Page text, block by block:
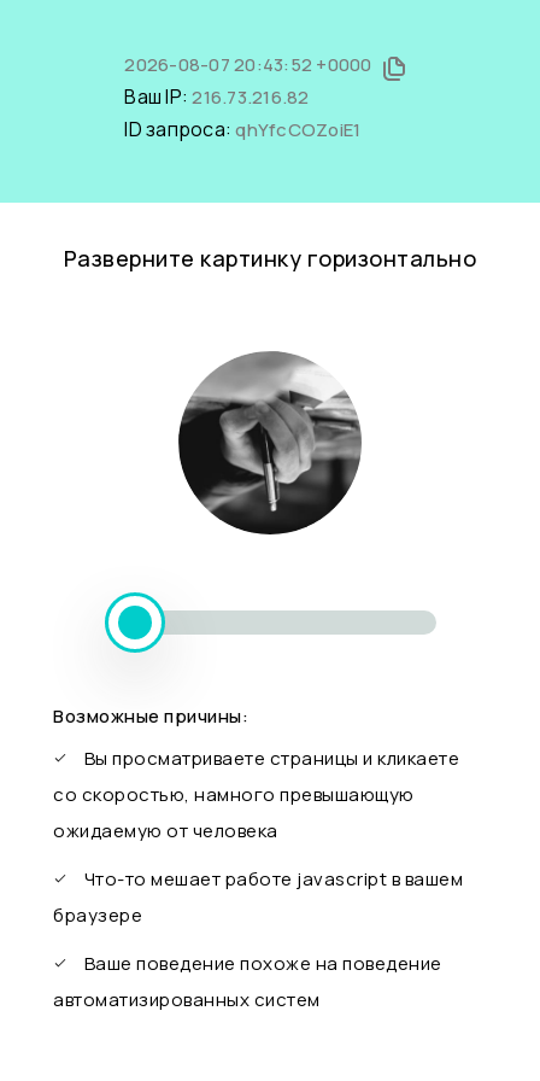
2026-08-07 20:43:52 +0000
Ваш IP:216.73.216.82
ID запроса:qhYfcCOZoiE1
Разверните картинку горизонтально
Возможные причины:
Вы просматриваете страницы и кликаете
со скоростью, намного превышающую
ожидаемую от человека
Что-то мешает работе javascript в вашем
браузере
Ваше поведение похоже на поведение
автоматизированных систем